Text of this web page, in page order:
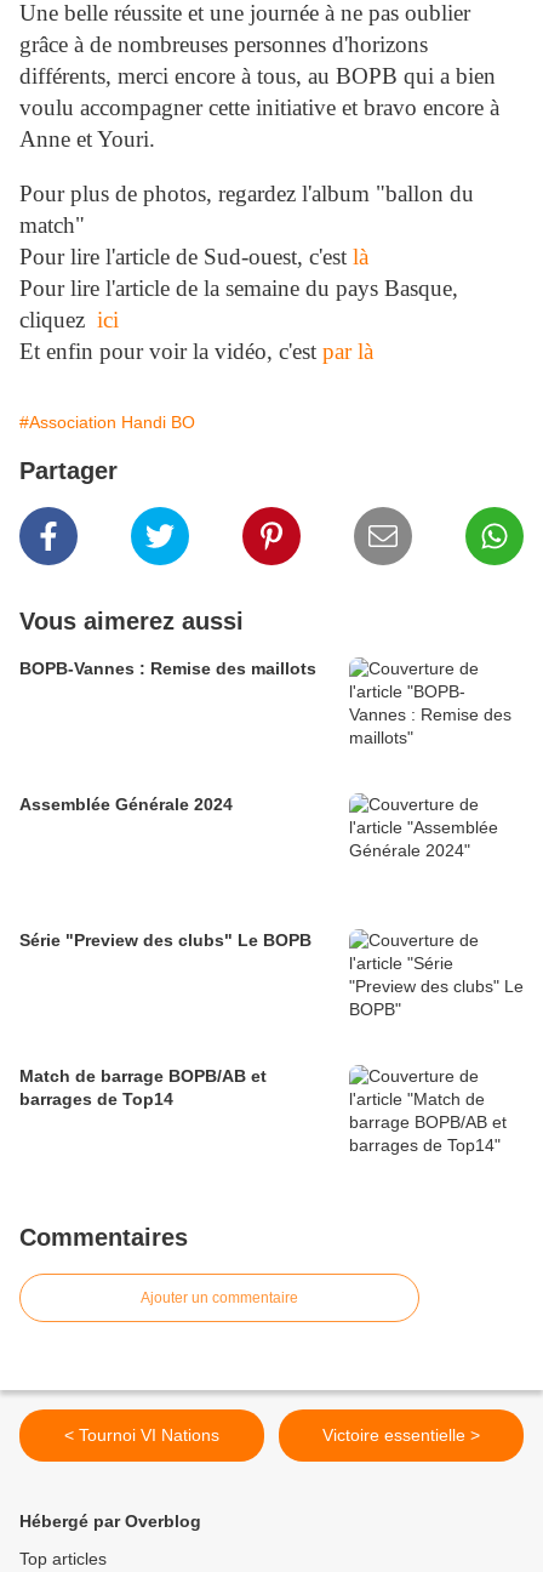
Une belle réussite et une journée à ne pas oublier
grâce à de nombreuses personnes d'horizons
différents, merci encore à tous, au BOPB qui a bien
voulu accompagner cette initiative et bravo encore à
Anne et Youri.
Pour plus de photos, regardez l'album "ballon du
match"
Pour lire l'article de Sud-ouest, c'est là
Pour lire l'article de la semaine du pays Basque,
cliquez ici
Et enfin pour voir la vidéo, c'est par là
#Association Handi BO
Partager
Vous aimerez aussi
BOPB-Vannes : Remise des maillots
Assemblée Générale 2024
Série "Preview des clubs" Le BOPB
Match de barrage BOPB/AB et
barrages de Top14
Commentaires
Ajouter un commentaire
< Tournoi VI Nations Victoire essentielle >
Hébergé par Overblog
Top articles